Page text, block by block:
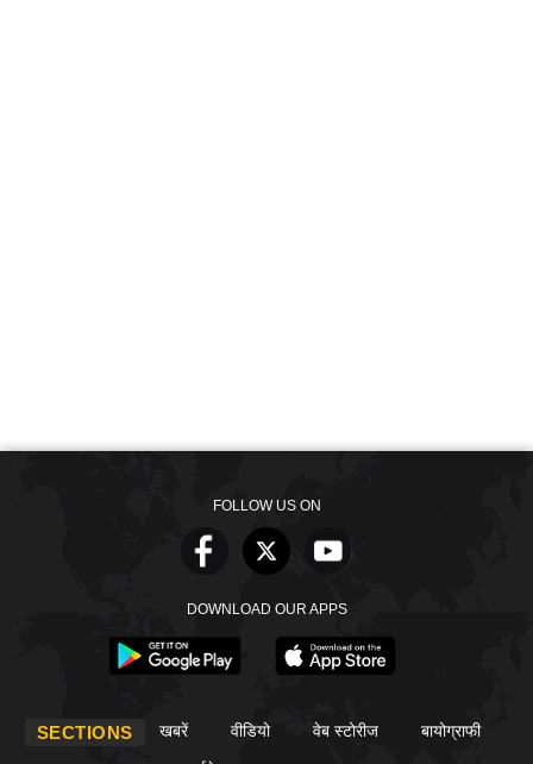
FOLLOW US ON
DOWNLOAD OUR APPS
SECTIONS खबरें वीडियो वेब स्टोरीज बायोग्राफी